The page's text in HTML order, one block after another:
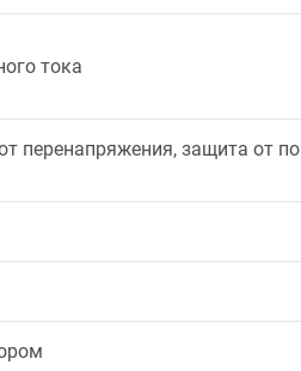
тока
перенапряжения, защита от